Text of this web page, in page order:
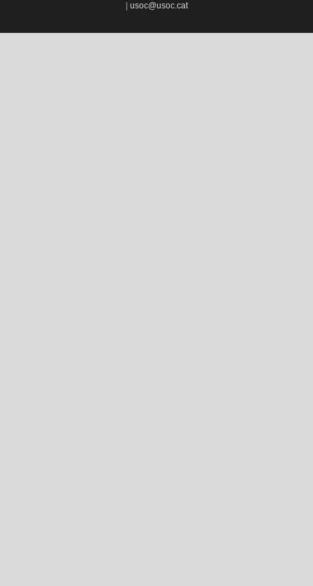
usoc@usoc.cat